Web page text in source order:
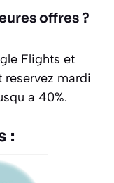
offres ?
Flights et
reservez mardi
a 40%.
: